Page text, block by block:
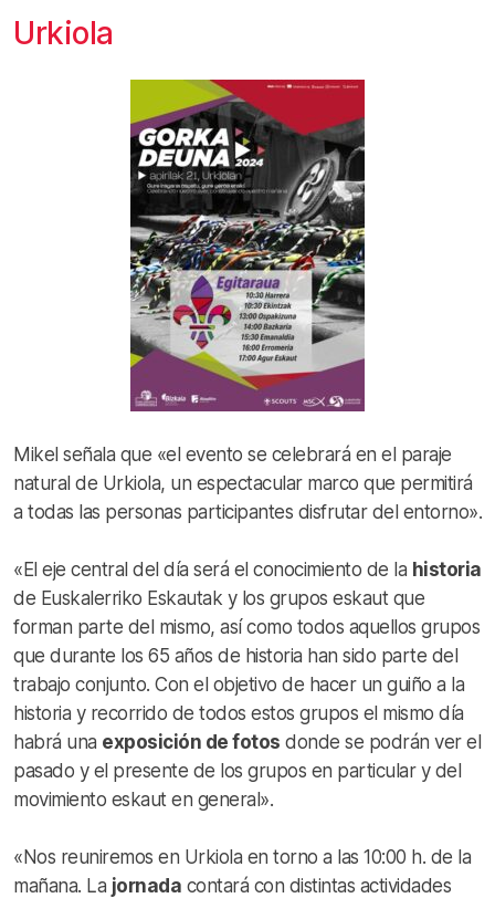
Urkiola
Mikel señala que «el evento se celebrará en el paraje
natural de Urkiola, un espectacular marco que permitirá
a todas las personas participantes disfrutar del entorno».
«El eje central del día será el conocimiento de la historia
de Euskalerriko Eskautak y los grupos eskaut que
forman parte del mismo, así como todos aquellos grupos
que durante los 65 años de historia han sido parte del
trabajo conjunto. Con el objetivo de hacer un guiño a la
historia y recorrido de todos estos grupos el mismo día
habrá una exposición de fotos donde se podrán ver el
pasado y el presente de los grupos en particular y del
movimiento eskaut en general».
«Nos reuniremos en Urkiola en torno a las 10:00 h. de la
mañana. La jornada contará con distintas actividades